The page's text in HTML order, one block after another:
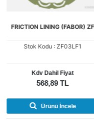
D-RING MERCEDES
Kdv Dahil Fiyat
92,09 TL
Ürünü İncele